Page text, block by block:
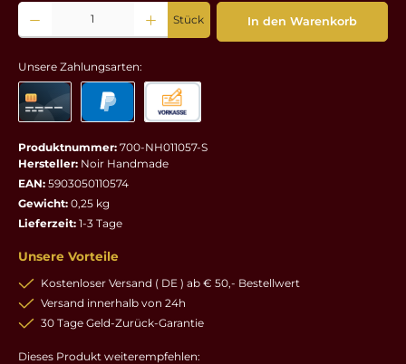
Produkt Anzahl: Gib den gewünschten Wert ein oder benutze die Schaltflächen um
Stück In den Warenkorb
Unsere Zahlungsarten:
Produktnummer: 700-NH011057-S
Hersteller: Noir Handmade
EAN: 5903050110574
Gewicht: 0,25 kg
Lieferzeit: 1-3 Tage
Unsere Vorteile
Kostenloser Versand ( DE ) ab € 50,- Bestellwert
Versand innerhalb von 24h
30 Tage Geld-Zurück-Garantie
Dieses Produkt weiterempfehlen: